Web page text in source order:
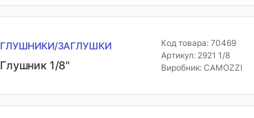
ГЛУШНИКИ/ЗАГЛУШКИ
Глушник 1/8"
Код товара: 70469
Артикул: 2921 1/8
Виробник: CAMOZZI